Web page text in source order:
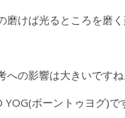
けば光るところを磨
の影響は大きいですね
ボーントゥヨグ)